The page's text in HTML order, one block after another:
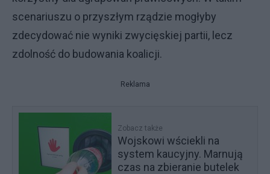
scenariuszu o przyszłym rządzie mogłyby
zdecydować nie wyniki zwycięskiej partii, lecz
zdolność do budowania koalicji.
Reklama
Zobacz także
Wojskowi wściekli na
system kaucyjny. Marnują
czas na zbieranie butelek